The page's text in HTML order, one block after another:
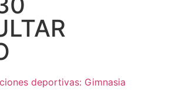
deportivas: Gimnasia